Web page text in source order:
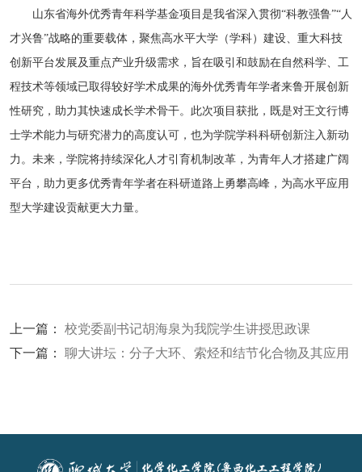
山东省海外优秀青年科学基金项目是我省深入贯彻“科教强鲁”“人
才兴鲁”战略的重要载体，聚焦高水平大学（学科）建设、重大科技
创新平台发展及重点产业升级需求，旨在吸引和鼓励在自然科学、工
程技术等领域已取得较好学术成果的海外优秀青年学者来鲁开展创新
性研究，助力其快速成长学术骨干。此次项目获批，既是对王文行博
士学术能力与研究潜力的高度认可，也为学院学科科研创新注入新动
力。未来，学院将持续深化人才引育机制改革，为青年人才搭建广阔
平台，助力更多优秀青年学者在科研道路上勇攀高峰，为高水平应用
型大学建设贡献更大力量。
上一篇： 校党委副书记胡海泉为我院学生讲授思政课
下一篇： 聊大讲坛：分子大环、索烃和结节化合物及其应用